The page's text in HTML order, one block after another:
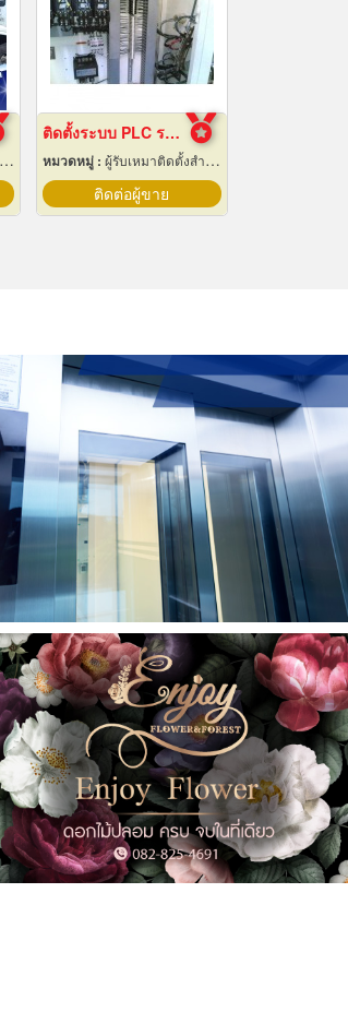
ติดตั้งระบบ PLC ระยอง
หมวดหมู่ : ผู้รับเหมาติดตั้งสำหรับบ้านและโรงงานไฟฟ้า
ติดต่อผู้ขาย